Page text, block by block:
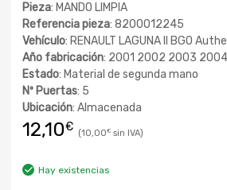
Pieza: MANDO LIMPIA
Referencia pieza: 8200012245
Vehículo: RENAULT LAGUNA II BG0
Año fabricación: 2001 2002 2003
Estado: Material de segunda mano
Nº Puertas: 5
Ubicación: Almacenada
12,10€ 10,00€
Hay existencias